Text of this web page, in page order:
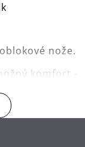
nože.
komfort -